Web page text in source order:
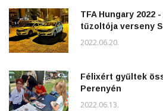
TFA Hungary 2022
tűzoltója verseny
2022.06.20.
Félixért gyűltek
Perenyén
2022.06.13.